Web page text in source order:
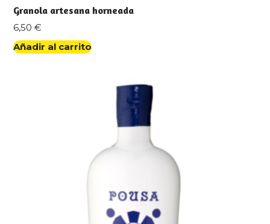
Granola artesana horneada
6,50€
Añadir al carrito